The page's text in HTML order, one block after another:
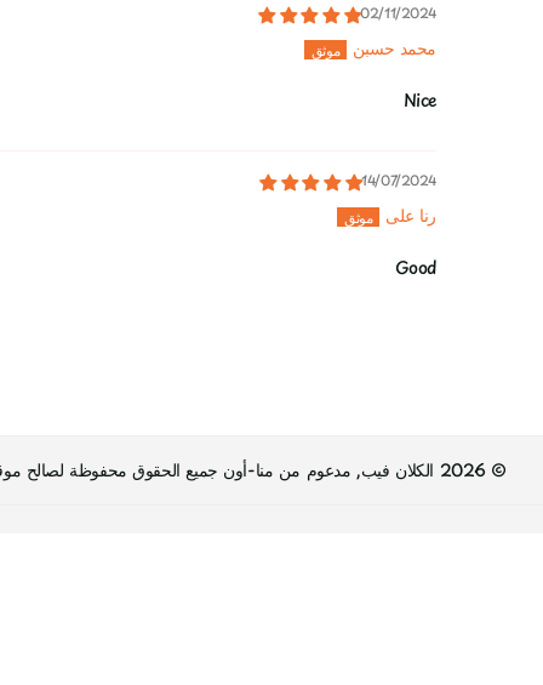
02/11/2024
محمد حسبن
Nice
14/07/2024
رنا على
Good
©
2026 الكلان فيب, مدعوم من منا-أون جميع الحقوق محفوظة لصالح